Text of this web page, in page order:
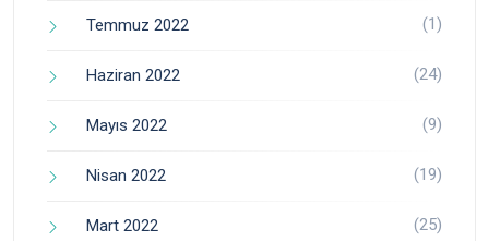
Temmuz 2022 (1)
Haziran 2022 (24)
Mayıs 2022 (9)
Nisan 2022 (19)
Mart 2022 (25)